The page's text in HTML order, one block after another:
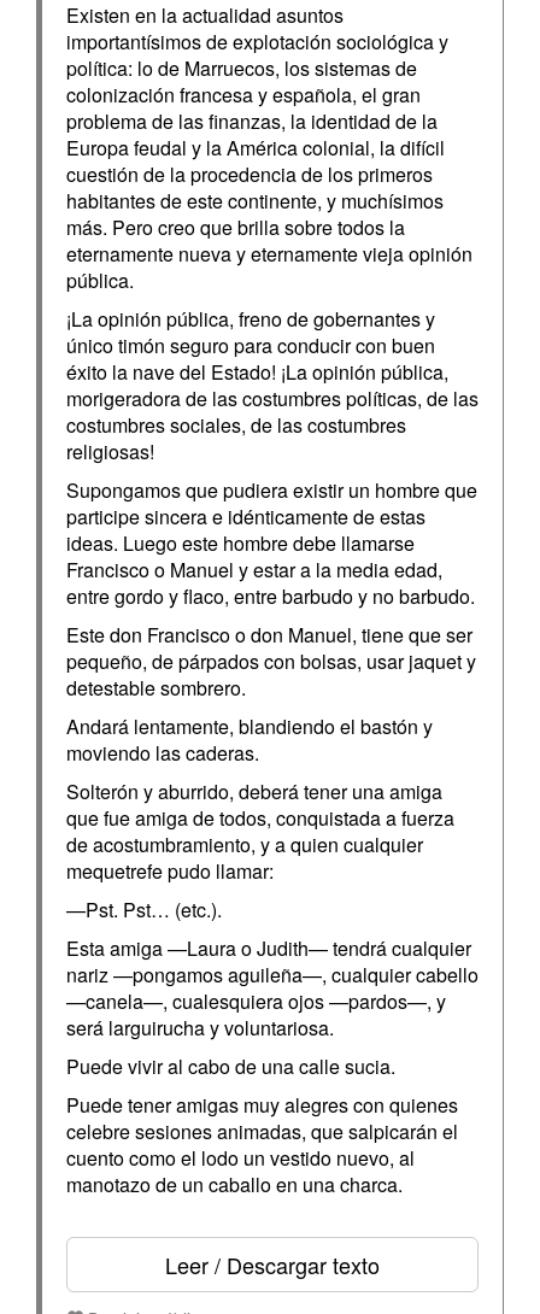
Existen en la actualidad asuntos
importantísimos de explotación sociológica y
política: lo de Marruecos, los sistemas de
colonización francesa y española, el gran
problema de las finanzas, la identidad de la
Europa feudal y la América colonial, la difícil
cuestión de la procedencia de los primeros
habitantes de este continente, y muchísimos
más. Pero creo que brilla sobre todos la
eternamente nueva y eternamente vieja opinión
pública.
¡La opinión pública, freno de gobernantes y
único timón seguro para conducir con buen
éxito la nave del Estado! ¡La opinión pública,
morigeradora de las costumbres políticas, de las
costumbres sociales, de las costumbres
religiosas!
Supongamos que pudiera existir un hombre que
participe sincera e idénticamente de estas
ideas. Luego este hombre debe llamarse
Francisco o Manuel y estar a la media edad,
entre gordo y flaco, entre barbudo y no barbudo.
Este don Francisco o don Manuel, tiene que ser
pequeño, de párpados con bolsas, usar jaquet y
detestable sombrero.
Andará lentamente, blandiendo el bastón y
moviendo las caderas.
Solterón y aburrido, deberá tener una amiga
que fue amiga de todos, conquistada a fuerza
de acostumbramiento, y a quien cualquier
mequetrefe pudo llamar:
—Pst. Pst… (etc.).
Esta amiga —Laura o Judith— tendrá cualquier
nariz —pongamos aguileña—, cualquier cabello
—canela—, cualesquiera ojos —pardos—, y
será larguirucha y voluntariosa.
Puede vivir al cabo de una calle sucia.
Puede tener amigas muy alegres con quienes
celebre sesiones animadas, que salpicarán el
cuento como el lodo un vestido nuevo, al
manotazo de un caballo en una charca.
Leer / Descargar texto